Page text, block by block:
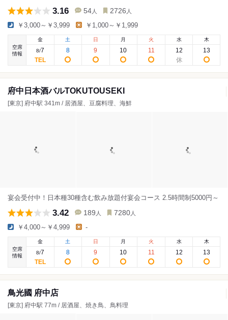
3.16 54 人 2726 人
￥3,000～￥3,999 ￥1,000～￥1,999
空席
情報
金
8/7
土
8
日
9
月
10
火
11
水
12
木
13
府中日本酒バルTOKUTOUSEKI
[東京] 府中駅 341m / 居酒屋、豆腐料理、海鮮
宴会受付中！日本種30種含む飲み放題付宴会コース 2.5時間制5000円～
3.42 189 人 7280 人
￥4,000～￥4,999 -
空席
情報
金
8/7
土
8
日
9
月
10
火
11
水
12
木
13
鳥光國 府中店
[東京] 府中駅 77m / 居酒屋、焼き鳥、鳥料理